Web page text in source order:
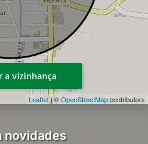
Leaflet| ©OpenStreetMapcontributors
a vizinhança
novidades